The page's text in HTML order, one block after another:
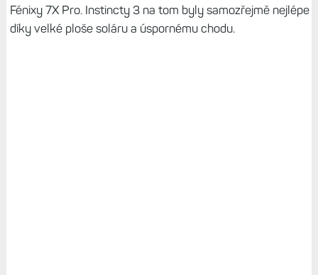
Fénixy 7X Pro. Instincty 3 na tom byly samozřejmě nejlépe
díky velké ploše soláru a úspornému chodu.